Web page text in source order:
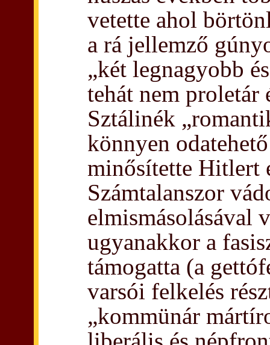
vetette ahol
a rá jellemző
„két legnagyobb
tehát nem proletár
Sztálinék
könnyen
minősítette Hitlert
Számtalanszor
elmismásolásával
ugyanakkor a
támogatta (a
varsói felkelés
„kommünár